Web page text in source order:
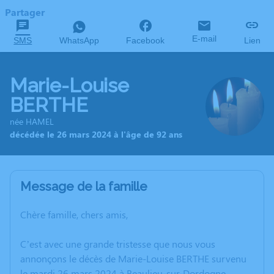
Partager
SMS WhatsApp Facebook E-mail Lien
Marie-Louise
BERTHE
née HAMEL
décédée le 26 mars 2024 à l'âge de 92 ans
Message de la famille
Chère famille, chers amis,
C’est avec une grande tristesse que nous vous
annonçons le décès de Marie-Louise BERTHE survenu